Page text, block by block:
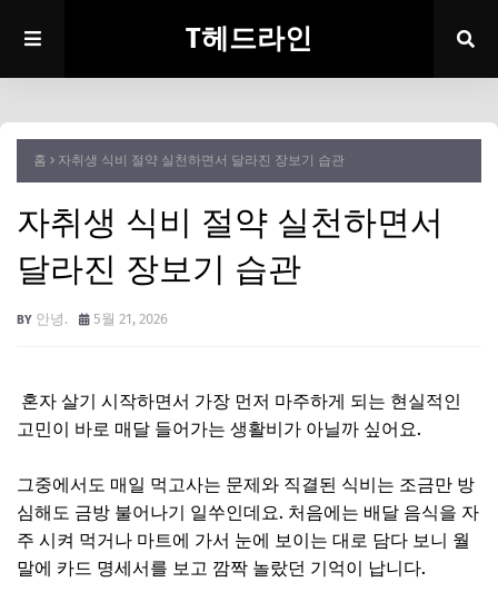
T헤드라인
홈 자취생 식비 절약 실천하면서 달라진 장보기 습관
자취생 식비 절약 실천하면서
달라진 장보기 습관
안녕. 5월 21, 2026
혼자 살기 시작하면서 가장 먼저 마주하게 되는 현실적인
고민이 바로 매달 들어가는 생활비가 아닐까 싶어요.
그중에서도 매일 먹고사는 문제와 직결된 식비는 조금만 방
심해도 금방 불어나기 일쑤인데요. 처음에는 배달 음식을 자
주 시켜 먹거나 마트에 가서 눈에 보이는 대로 담다 보니 월
말에 카드 명세서를 보고 깜짝 놀랐던 기억이 납니다.